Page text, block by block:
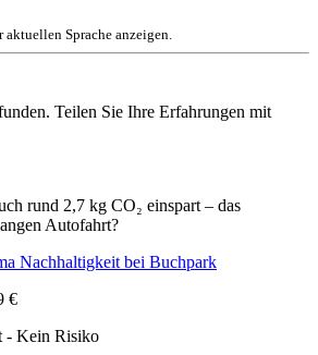
Sprache anzeigen.
Teilen Sie Ihre Erfahrungen mit
rund 2,7 kg CO₂ einspart – das
Autofahrt?
Nachhaltigkeit bei Buchpark
€
- Kein Risiko